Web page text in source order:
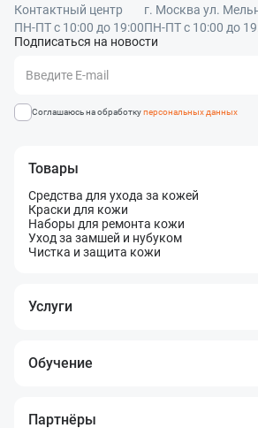
Контактный центр
ПН-ПТ с 10:00 до 19:00
г. Москва ул.
ПН-ПТ с 10:00 до
Подписаться на новости
Адрес подписки успешно добавлен
Соглашаюсь на обработкуперсональных данных
Товары
Средства для ухода за кожей
Краски для кожи
Наборы для ремонта кожи
Уход за замшей и нубуком
Чистка и защита кожи
Услуги
Обучение
Партнёры